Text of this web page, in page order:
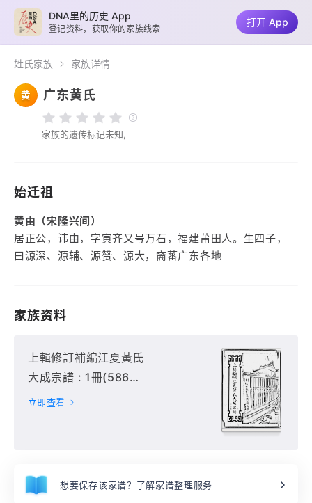
姓氏家族 家族详情
黄 广东黄氏
家族的遗传标记未知,
始迁祖
黄由（宋隆兴间）
居正公，讳由，字寅齐又号万石，福建莆田人。生四子，
曰源深、源辅、源赞、源大，裔蕃广东各地
家族资料
上輯修訂補編江夏黃氏
大成宗譜 : 1冊(586
頁),
立即查看
想要保存该家谱？了解家谱整理服务
DNA里的历史 App
登记资料，获取你的家族线索
打开 App